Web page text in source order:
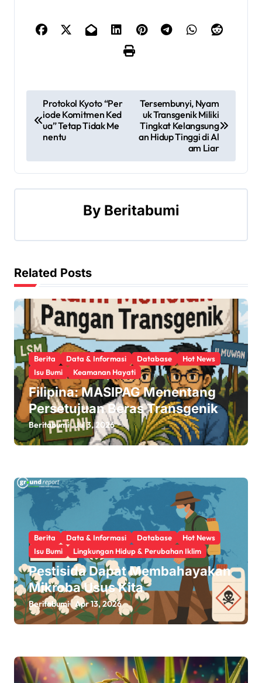
o
t
v
i
g
a
t
i
o
n
Protokol Kyoto “Per
iode Komitmen Ked
ua” Tetap Tidak Me
nentu
Tersembunyi, Nyam
uk Transgenik Miliki
Tingkat Kelangsung
an Hidup Tinggi di Al
am Liar
By Beritabumi
Related Posts
Berita Data & Informasi Database
Hot News
Isu Bumi
Keamanan Hayati
Filipina: MASIPAG Menentang
Persetujuan Beras Transgenik
Beritabumi Jul 3, 2026
Berita Data & Informasi Database
Hot News
Isu Bumi
Lingkungan Hidup & Perubahan Iklim
Pestisida Dapat Membahayakan
Mikroba Usus Kita
Beritabumi Apr 13, 2026